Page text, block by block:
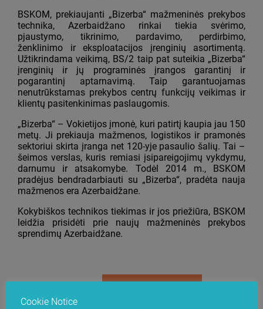
BSKOM, prekiaujanti „Bizerba“ mažmeninės prekybos
technika, Azerbaidžano rinkai tiekia svėrimo,
pjaustymo, tikrinimo, pardavimo, perdirbimo,
ženklinimo ir eksploatacijos įrenginių asortimentą.
Užtikrindama veikimą, BS/2 taip pat suteikia „Bizerba“
įrenginių ir jų programinės įrangos garantinį ir
pogarantinį aptarnavimą. Taip garantuojamas
nenutrūkstamas prekybos centrų funkcijų veikimas ir
klientų pasitenkinimas paslaugomis.
„Bizerba“ – Vokietijos įmonė, kuri patirtį kaupia jau 150
metų. Ji prekiauja mažmenos, logistikos ir pramonės
sektoriui skirta įranga net 120-yje pasaulio šalių. Tai –
šeimos verslas, kuris remiasi įsipareigojimų vykdymu,
darnumu ir atsakomybe. Todėl 2014 m., BSKOM
pradėjus bendradarbiauti su „Bizerba“, pradėta nauja
mažmenos era Azerbaidžane.
Kokybiškos technikos tiekimas ir jos priežiūra, BSKOM
leidžia prisidėti prie naujų mažmeninės prekybos
sprendimų Azerbaidžane.
Cookie Notice